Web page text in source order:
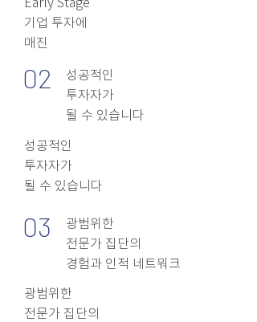
기업 투자에
매진
02
성공적인
​투자자가
​​될 수 있습니다
성공적인
투자자가
​될 수 있습니다
03
광범위한
전문가 집단의
​경험과 인적 네트워크
광범위한
전문가 집단의